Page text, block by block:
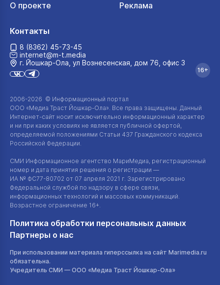
О проекте
Реклама
2006-2026 © Информационный портал
ООО «Медиа Траст Йошкар-Ола». Все права защищены. Данный
Интернет-сайт носит исключительно информационный характер
и ни при каких условиях не является публичной офертой,
определяемой положениями Статьи 437 Гражданского кодекса
Российской Федерации.
СМИ Информационное агентство МариМедиа, регистрационный
номер и дата принятия решения о регистрации —
ИА № ФС77-80702 от 07 апреля 2021 г. Зарегистрировано
Федеральной службой по надзору в сфере связи,
информационных технологий и массовых коммуникаций.
Возрастное ограничение 16+.
Политика обработки персональных данных
Партнеры о нас
При использовании материала гиперссылка на сайт Marimedia.ru
обязательна.
Учредитель СМИ — ООО «Медиа Траст Йошкар-Ола»
Контакты
8 (8362) 45-73-45
internet@m-t.media
г. Йошкар‑Ола, ул Вознесенская, дом 76, офис 3
16+